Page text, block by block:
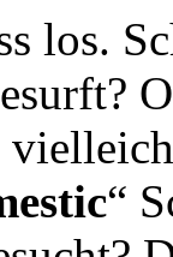
los.
“